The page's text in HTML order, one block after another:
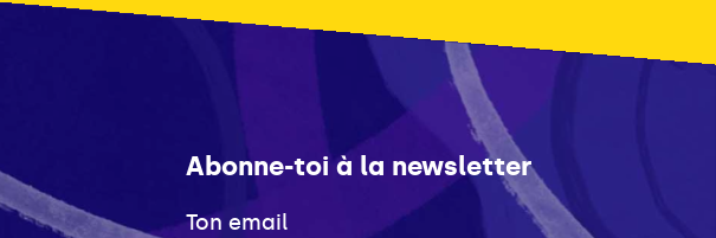
Abonne-toi à la newsletter
Ton email